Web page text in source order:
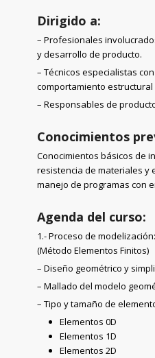
Dirigido a:
– Profesionales
y desarrollo de producto.
– Técnicos especialistas
comportamiento
– Responsables de
Conocimientos
Conocimientos básicos de
resistencia de materiales y
manejo de programas con
Agenda del curso:
1.- Proceso de
(Método Elementos Finitos)
– Diseño geométrico y
– Mallado del modelo
– Tipo y tamaño de
Elementos 0D
Elementos 1D
Elementos 2D